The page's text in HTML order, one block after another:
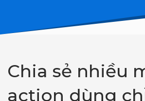
Chia sẻ nhiều
action dùng